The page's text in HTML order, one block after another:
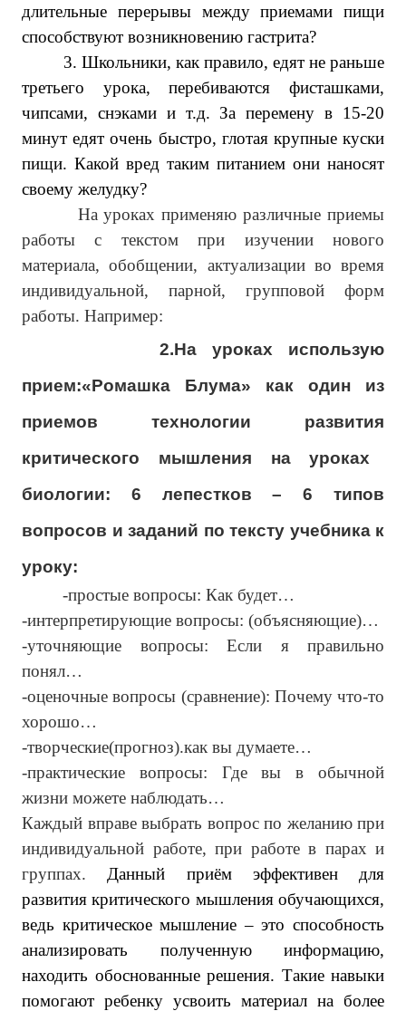
длительные перерывы между приемами пищи
способствуют возникновению гастрита?
3. Школьники, как правило, едят не раньше
третьего урока, перебиваются фисташками,
чипсами, снэками и т.д. За перемену в 15-20
минут едят очень быстро, глотая крупные куски
пищи. Какой вред таким питанием они наносят
своему желудку?
На уроках применяю различные приемы
работы с текстом при изучении нового
материала, обобщении, актуализации во время
индивидуальной, парной, групповой форм
работы. Например:
2.На уроках использую
прием:«Ромашка Блума» как один из
приемов технологии развития
критического мышления на уроках
биологии: 6 лепестков – 6 типов
вопросов и заданий по тексту учебника к
уроку:
-простые вопросы: Как будет…
-интерпретирующие вопросы: (объясняющие)…
-уточняющие вопросы: Если я правильно
понял…
-оценочные вопросы (сравнение): Почему что-то
хорошо…
-творческие(прогноз).как вы думаете…
-практические вопросы: Где вы в обычной
жизни можете наблюдать…
Каждый вправе выбрать вопрос по желанию при
индивидуальной работе, при работе в парах и
группах. Данный приём эффективен для
развития критического мышления обучающихся,
ведь критическое мышление – это способность
анализировать полученную информацию,
находить обоснованные решения. Такие навыки
помогают ребенку усвоить материал на более